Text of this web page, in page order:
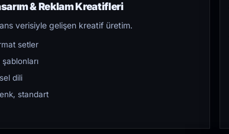
& Reklam Kreatifleri
verisiyle gelişen kreatif üretim.
setler
dili
standart